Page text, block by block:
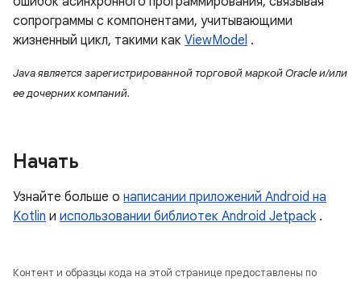
сопрограммы с компонентами, учитывающими
жизненный цикл, такими как ViewModel .
Java является зарегистрированной торговой маркой Oracle и/или
ее дочерних компаний.
Начать
Узнайте больше о написании приложений Android на
Kotlin и использовании библиотек Android Jetpack.
Контент и образцы кода на этой странице предоставлены по